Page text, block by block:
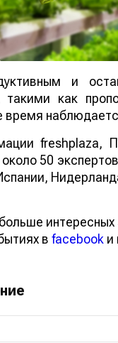
и
такими как
время
freshplaza,
50
интересных
в facebook и